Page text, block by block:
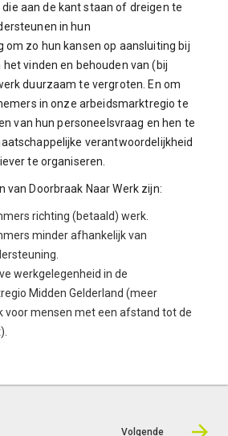
aan de kant staan of dreigen te
in hun
om zo hun kansen op aansluiting bij
vinden en behouden van (bij
duurzaam te vergroten. En om
in onze arbeidsmarktregio te
van hun personeelsvraag en hen te
verantwoordelijkheid
te organiseren.
van Doorbraak Naar Werk zijn:
richting (betaald) werk.
minder afhankelijk van
werkgelegenheid in de
Midden Gelderland (meer
voor mensen met een afstand tot de
Volgende